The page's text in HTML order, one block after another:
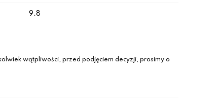
9.8
wątpliwości, przed podjęciem decyzji, prosimy o